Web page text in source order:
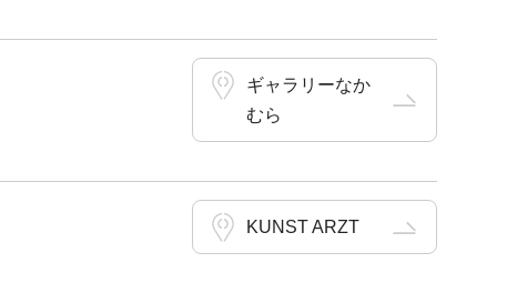
ギャラリーなか
むら
KUNST ARZT